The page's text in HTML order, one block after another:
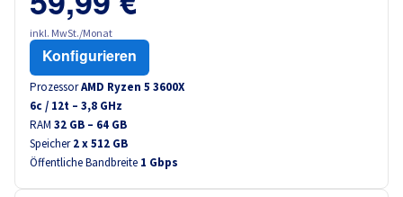
Marokko
Senegal
Tunesien
Canada (en)
59,99 €
inkl. MwSt./Monat
Konfigurieren
ProzessorAMD Ryzen 5 3600X
6c / 12t – 3,8 GHz
RAM 32 GB – 64 GB
Speicher 2 x 512 GB
Öffentliche Bandbreite 1 Gbps